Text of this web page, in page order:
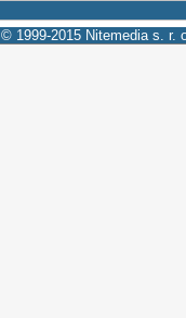
© 1999-2015 Nitemedia s. r.